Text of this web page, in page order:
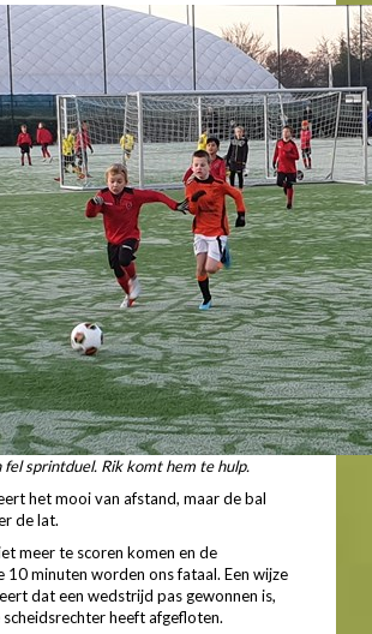
fel sprintduel. Rik komt hem te hulp.
het mooi van afstand, maar de bal
de lat.
meer te scoren komen en de
10 minuten worden ons fataal. Een wijze
dat een wedstrijd pas gewonnen is,
heeft afgefloten.